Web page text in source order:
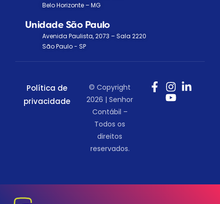
Belo Horizonte – MG
Unidade São Paulo
Avenida Paulista, 2073 – Sala 2220
São Paulo - SP
Política de
privacidade
© Copyright
2026 | Senhor
Contábil –
Todos os
direitos
reservados.